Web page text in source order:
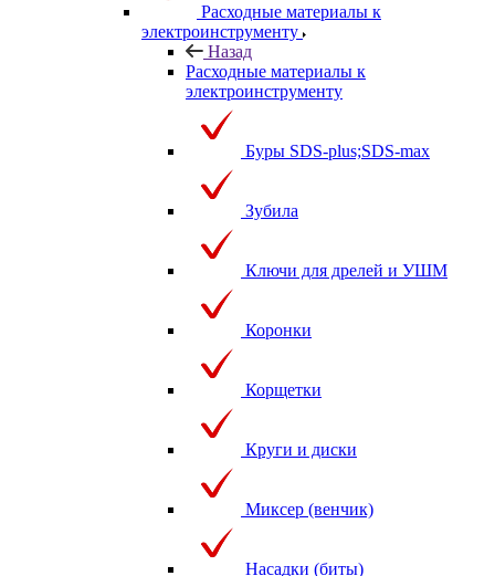
Расходные материалы к
электроинструменту
Назад
Расходные материалы к
электроинструменту
Буры SDS-plus;SDS-max
Зубила
Ключи для дрелей и УШМ
Коронки
Корщетки
Круги и диски
Миксер (венчик)
Насадки (биты)